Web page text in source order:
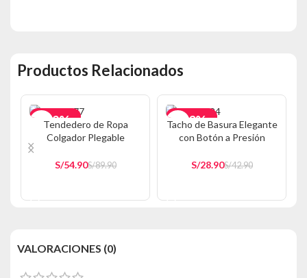
Productos Relacionados
-39%
Tendedero de Ropa
Colgador Plegable
S/89.90
S/54.90
-33%
Tacho de Basura Elegante
con Botón a Presión
S/42.90
S/28.90
VALORACIONES (0)